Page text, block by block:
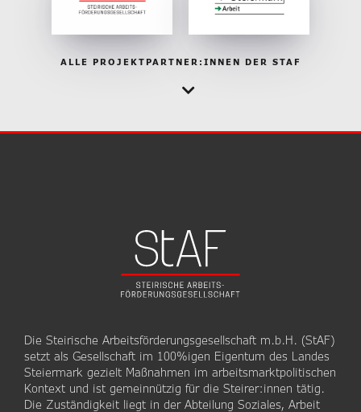
ALLE PROJEKTPARTNER:INNEN DER STAF
Die Steirische Arbeitsförderungsgesellschaft m.b.H. (StAF)
setzt als Gesellschaft im 100%igen Eigentum des Landes
Steiermark gezielt Maßnahmen im arbeitsmarktpolitischen
Kontext und ist gemeinnützig für die Steirer:innen tätig.
Die Zuständigkeit liegt in der Abteilung Soziales, Arbeit